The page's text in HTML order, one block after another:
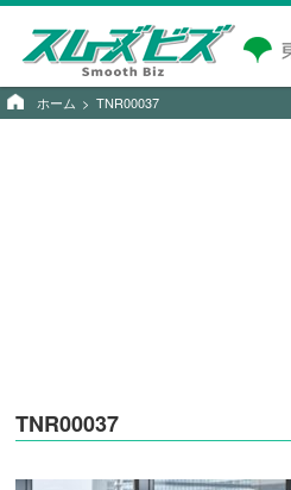
ホーム TNR00037
TNR00037